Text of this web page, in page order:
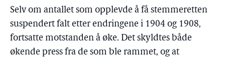
Selv om antallet som opplevde å få stemmeretten
suspendert falt etter endringene i 1904 og 1908,
fortsatte motstanden å øke. Det skyldtes både
økende press fra de som ble rammet, og at